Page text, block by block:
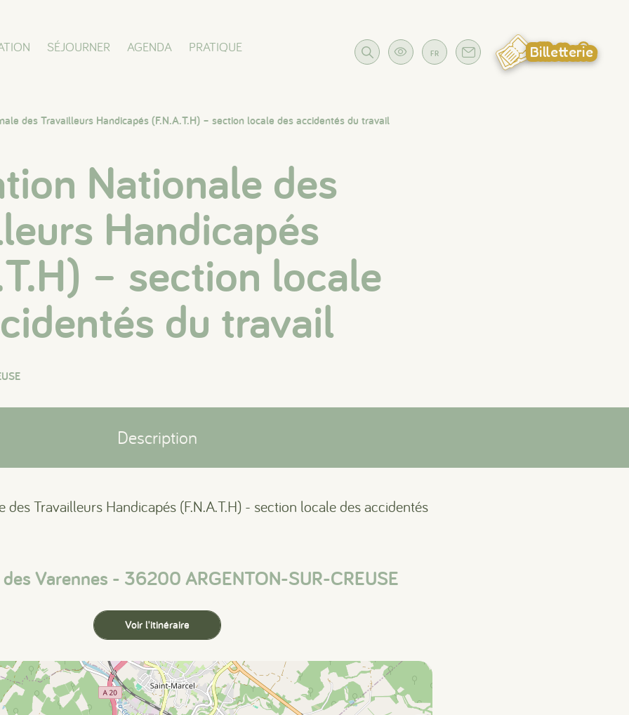
SÉJOURNER AGENDA PRATIQUE FR Billetterie
des Travailleurs Handicapés (F.N.A.T.H) – section locale des accidentés du travail
Nationale des
Handicapés
– section locale
du travail
Description
des Travailleurs Handicapés (F.N.A.T.H) - section locale des accidentés
Varennes - 36200 ARGENTON-SUR-CREUSE
Voir l'itinéraire